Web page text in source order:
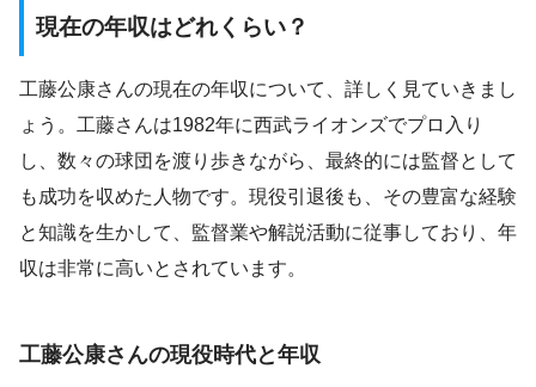
現在の年収はどれくらい？
工藤公康さんの現在の年収について、詳しく見ていきまし
ょう。工藤さんは1982年に西武ライオンズでプロ入り
し、数々の球団を渡り歩きながら、最終的には監督として
も成功を収めた人物です。現役引退後も、その豊富な経験
と知識を生かして、監督業や解説活動に従事しており、年
収は非常に高いとされています。
工藤公康さんの現役時代と年収